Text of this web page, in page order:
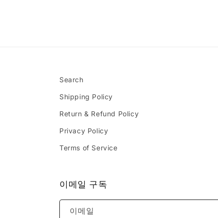
Search
Shipping Policy
Return & Refund Policy
Privacy Policy
Terms of Service
이메일 구독
이메일